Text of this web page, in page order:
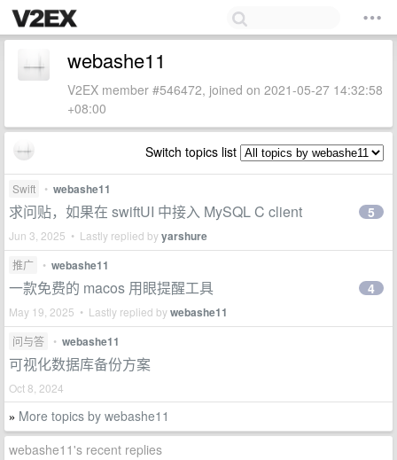
webashe11
V2EX member #546472, joined on 2021-05-27 14:32:58
+08:00
Switch topics list
Swift • webashe11
求问贴，如果在 swiftUI 中接入 MySQL C client
Jun 3, 2025 • Lastly replied byyarshure
5
推广 • webashe11
一款免费的 macos 用眼提醒工具
May 19, 2025 • Lastly replied bywebashe11
4
问与答 • webashe11
可视化数据库备份方案
Oct 8, 2024
» More topics by webashe11
webashe11's recent replies